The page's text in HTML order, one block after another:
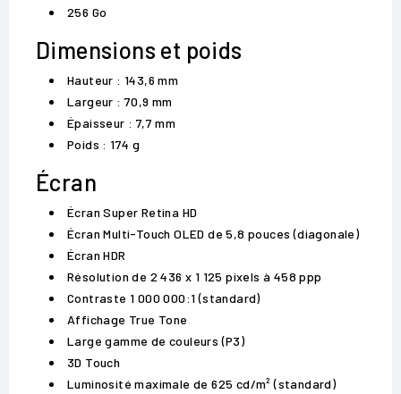
256 Go
Dimensions et poids
Hauteur : 143,6 mm
Largeur : 70,9 mm
Épaisseur : 7,7 mm
Poids : 174 g
Écran
Écran Super Retina HD
Écran Multi-Touch OLED de 5,8 pouces (diagonale)
Écran HDR
Résolution de 2 436 x 1 125 pixels à 458 ppp
Contraste 1 000 000:1 (standard)
Affichage True Tone
Large gamme de couleurs (P3)
3D Touch
Luminosité maximale de 625 cd/m² (standard)